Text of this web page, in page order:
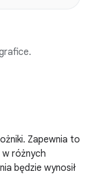
Zapewnia to
w różnych
będzie wynosił